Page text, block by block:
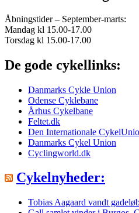
Åbningstider – September-marts:
Mandag kl 15.00-17.00
Torsdag kl 15.00-17.00
De gode cykellinks:
Danmarks Cykle Union
Odense Cyklebane
Århus Cykelbane
Feltet.dk
Den Internationale
Danmarks Cykel Union
Cyclingworld.dk
Cykelnyheder:
Tobias Aagaard vandt